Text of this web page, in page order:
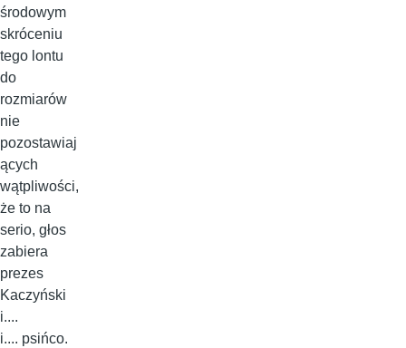
środowym
skróceniu
tego lontu
do
rozmiarów
nie
pozostawiaj
ących
wątpliwości,
że to na
serio, głos
zabiera
prezes
Kaczyński
i....
i.... psińco.